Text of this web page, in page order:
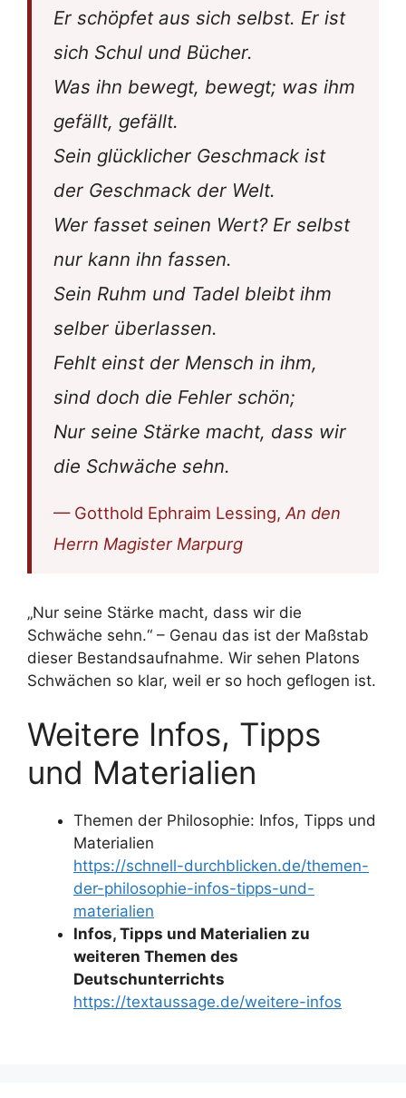
Er schöpfet aus sich selbst. Er ist
sich Schul und Bücher.
Was ihn bewegt, bewegt; was ihm
gefällt, gefällt.
Sein glücklicher Geschmack ist
der Geschmack der Welt.
Wer fasset seinen Wert? Er selbst
nur kann ihn fassen.
Sein Ruhm und Tadel bleibt ihm
selber überlassen.
Fehlt einst der Mensch in ihm,
sind doch die Fehler schön;
Nur seine Stärke macht, dass wir
die Schwäche sehn.
— Gotthold Ephraim Lessing, An den
Herrn Magister Marpurg
„Nur seine Stärke macht, dass wir die
Schwäche sehn.“ – Genau das ist der Maßstab
dieser Bestandsaufnahme. Wir sehen Platons
Schwächen so klar, weil er so hoch geflogen ist.
Weitere Infos, Tipps
und Materialien
Themen der Philosophie: Infos, Tipps und
Materialien
https://schnell-durchblicken.de/themen-
der-philosophie-infos-tipps-und-
materialien
Infos, Tipps und Materialien zu
weiteren Themen des
Deutschunterrichts
https://textaussage.de/weitere-infos